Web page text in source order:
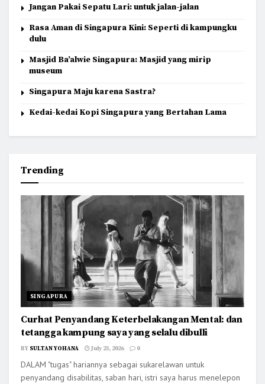
Jangan Pakai Sepatu Lari: untuk jalan-jalan
Rasa Aman di Singapura Kini: Seperti di kampungku
dulu
Masjid Ba’alwie Singapura: Masjid yang mirip
museum
Singapura Maju karena Sastra?
Kedai-kedai Kopi Singapura yang Bertahan Lama
Trending
SINGAPURA
Curhat Penyandang Keterbelakangan Mental: dan
tetangga kampung saya yang selalu dibulli
BY SULTAN YOHANA July 23, 2026 0
DALAM "tugas" hariannya sebagai sukarelawan untuk
penyandang disabilitas, saban hari, istri saya harus menelepon